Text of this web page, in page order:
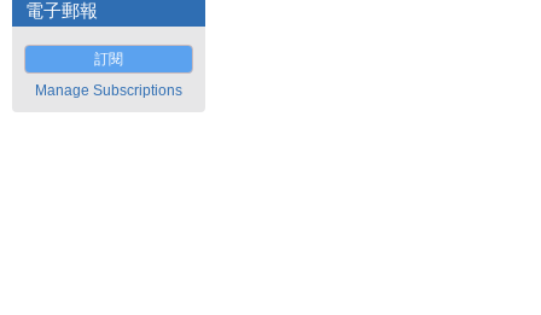
電子郵報
訂閱
Manage Subscriptions